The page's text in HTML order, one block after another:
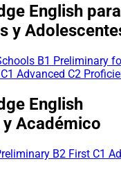
English para
y
B1 Preliminary
C1 Advanced C2
English
y Académico
B2 First C1